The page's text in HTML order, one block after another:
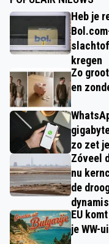
Heb je
kregen
Zo
en
zo zet
Zóveel
nu
de
EU
je WW-